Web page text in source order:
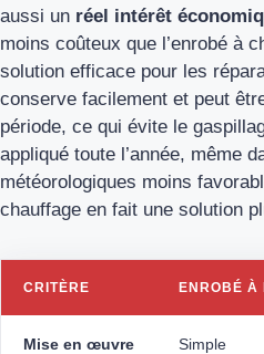
aussi un réel intérêt
moins coûteux que l’enrobé à
solution efficace pour les
conserve facilement et peut
période, ce qui évite le
appliqué toute l’année, même
météorologiques moins
chauffage en fait une solution
CRITÈRE ENROBÉ À
Mise en œuvre Simple